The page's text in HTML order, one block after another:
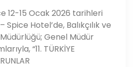
12-15 Ocak 2026 tarihleri
Hotel’de, Balıkçılık ve
Genel Müdür
“11. TÜRKİYE